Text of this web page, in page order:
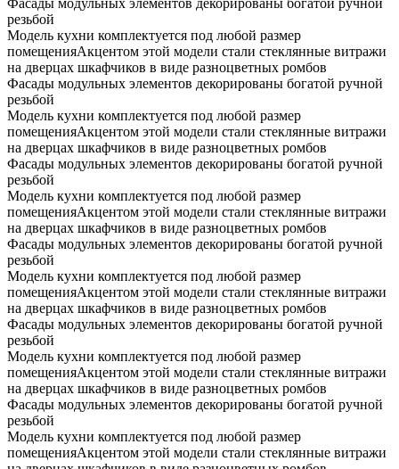
резьбой
Модель кухни комплектуется под любой размер
помещенияАкцентом этой модели стали стеклянные витражи
на дверцах шкафчиков в виде разноцветных ромбов
Фасады модульных элементов декорированы богатой ручной
резьбой
Модель кухни комплектуется под любой размер
помещенияАкцентом этой модели стали стеклянные витражи
на дверцах шкафчиков в виде разноцветных ромбов
Фасады модульных элементов декорированы богатой ручной
резьбой
Модель кухни комплектуется под любой размер
помещенияАкцентом этой модели стали стеклянные витражи
на дверцах шкафчиков в виде разноцветных ромбов
Фасады модульных элементов декорированы богатой ручной
резьбой
Модель кухни комплектуется под любой размер
помещенияАкцентом этой модели стали стеклянные витражи
на дверцах шкафчиков в виде разноцветных ромбов
Фасады модульных элементов декорированы богатой ручной
резьбой
Модель кухни комплектуется под любой размер
помещенияАкцентом этой модели стали стеклянные витражи
на дверцах шкафчиков в виде разноцветных ромбов
Фасады модульных элементов декорированы богатой ручной
резьбой
Модель кухни комплектуется под любой размер
помещенияАкцентом этой модели стали стеклянные витражи